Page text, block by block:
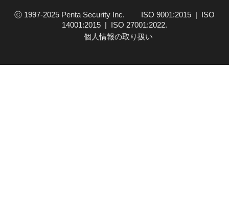
ⓒ 1997-2025 Penta Security Inc. ISO 9001:2015 | ISO
14001:2015 | ISO 27001:2022.
個人情報の取り扱い